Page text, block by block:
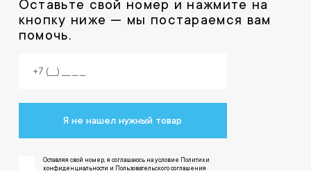
Оставьте свой номер и нажмите на
кнопку ниже — мы постараемся вам
помочь.
Я не нашел нужный товар
Оставляя свой номер, я соглашаюсь на условие Политики
конфиденциальности и Пользовательского соглашения